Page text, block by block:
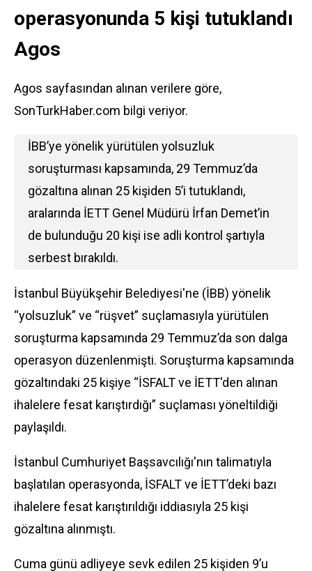
operasyonunda 5 kişi tutuklandı
Agos
Agos sayfasından alınan verilere göre,
SonTurkHaber.com bilgi veriyor.
İBB’ye yönelik yürütülen yolsuzluk
soruşturması kapsamında, 29 Temmuz’da
gözaltına alınan 25 kişiden 5’i tutuklandı,
aralarında İETT Genel Müdürü İrfan Demet’in
de bulunduğu 20 kişi ise adli kontrol şartıyla
serbest bırakıldı.
İstanbul Büyükşehir Belediyesi'ne (İBB) yönelik
“yolsuzluk” ve “rüşvet” suçlamasıyla yürütülen
soruşturma kapsamında 29 Temmuz’da son dalga
operasyon düzenlenmişti. Soruşturma kapsamında
gözaltındaki 25 kişiye “İSFALT ve İETT'den alınan
ihalelere fesat karıştırdığı” suçlaması yöneltildiği
paylaşıldı.
İstanbul Cumhuriyet Başsavcılığı'nın talimatıyla
başlatılan operasyonda, İSFALT ve İETT’deki bazı
ihalelere fesat karıştırıldığı iddiasıyla 25 kişi
gözaltına alınmıştı.
Cuma günü adliyeye sevk edilen 25 kişiden 9’u